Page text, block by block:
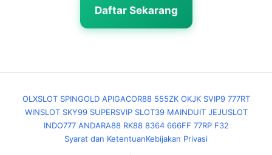
Daftar Sekarang
OLXSLOT SPINGOLD APIGACOR88 555ZK OKJK SVIP9 777RT
WINSLOT SKY99 SUPERSVIP SLOT39 MAINDUIT JEJUSLOT
INDO777 ANDARA88 RK88 8364 666FF 77RP F32
Syarat dan KetentuanKebijakan Privasi